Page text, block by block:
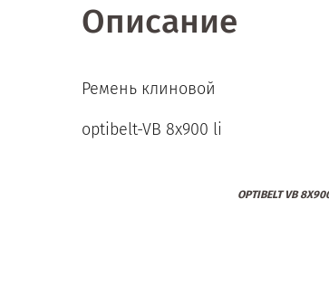
Описание
Ремень клиновой
optibelt-VB 8x900 li
OPTIBELT VB